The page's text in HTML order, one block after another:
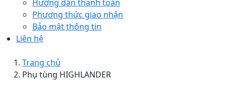
Hướng dẫn thanh toán
Phương thức giao nhận
Bảo mật thông tin
Liên hệ
Trang chủ
Phụ tùng HIGHLANDER